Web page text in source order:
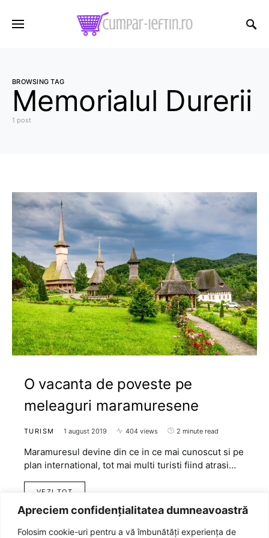
Apreciem confidențialitatea dumneavoastră
Folosim cookie-uri pentru a vă îmbunătăți experiența de
BROWSING TAG
Memorialul Durerii
1 post
O vacanta de poveste pe
meleaguri maramuresene
TURISM 1 august 2019 404 views 2 minute read
Maramuresul devine din ce in ce mai cunoscut si pe
plan international, tot mai multi turisti fiind atrasi…
VEZI TOT